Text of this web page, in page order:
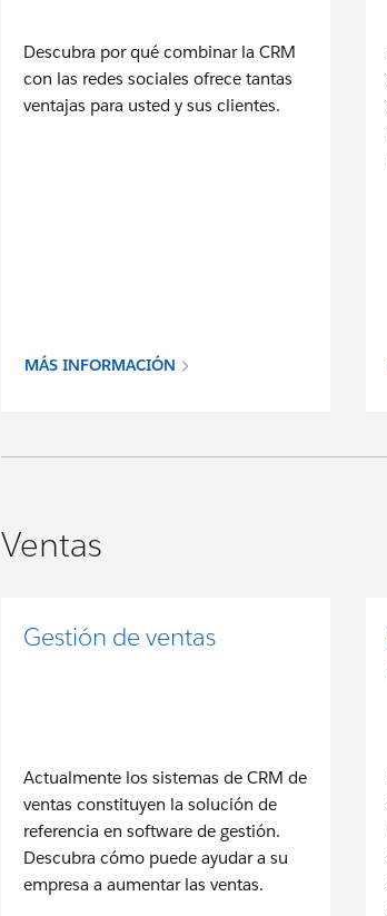
Descubra por qué combinar la CRM
con las redes sociales ofrece tantas
ventajas para usted y sus clientes.
MÁS INFORMACIÓN
Ventas
Gestión de ventas
Actualmente los sistemas de CRM de
ventas constituyen la solución de
referencia en software de gestión.
Descubra cómo puede ayudar a su
empresa a aumentar las ventas.